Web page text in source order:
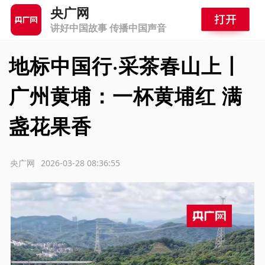
央广网
讲好中国故事 传播中国声音
地标中国行·采茶春山上丨
广州黄埔：一杯黄埔红 满
盏花果香
2026-03-28 08:36:55
央广网